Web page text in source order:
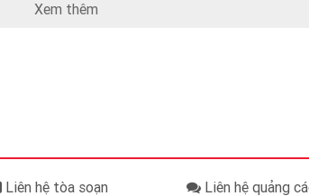
Xem thêm
Liên hệ tòa soạn Liên hệ quảng